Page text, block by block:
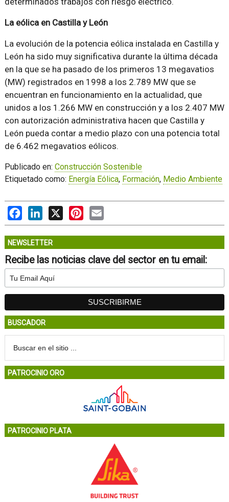
La eólica en Castilla y León
La evolución de la potencia eólica instalada en Castilla y
León ha sido muy significativa durante la última década
en la que se ha pasado de los primeros 13 megavatios
(MW) registrados en 1998 a los 2.789 MW que se
encuentran en funcionamiento en la actualidad, que
unidos a los 1.266 MW en construcción y a los 2.407 MW
con autorización administrativa hacen que Castilla y
León pueda contar a medio plazo con una potencia total
de 6.462 megavatios eólicos.
Publicado en: Construcción Sostenible
Etiquetado como: Energía Eólica, Formación, Medio Ambiente
FacebookLinkedIn Pinterest
NEWSLETTER
Recibe las noticias clave del sector en tu email:
BUSCADOR
PATROCINIO ORO
PATROCINIO PLATA